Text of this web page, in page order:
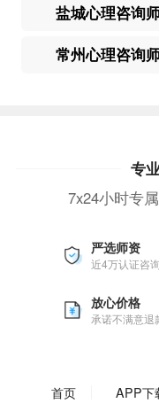
盐城心理咨询
常州心理咨询
专
7x24小时专
严选师资
近4万认证咨
放心价格
承诺不满意退
首页 APP下